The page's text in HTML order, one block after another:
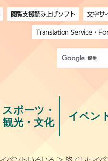
閲覧支援読み上げソフト
文字サ
Translation Service・
スポーツ・
観光・文化
イベン